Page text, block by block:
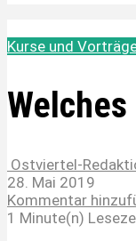
Kurse und
Ostviertel-
28. Mai 2019
Kommentar
1 Minute(n)